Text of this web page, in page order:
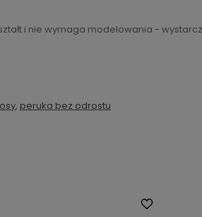
i nie wymaga modelowania -
, peruka bez odrostu